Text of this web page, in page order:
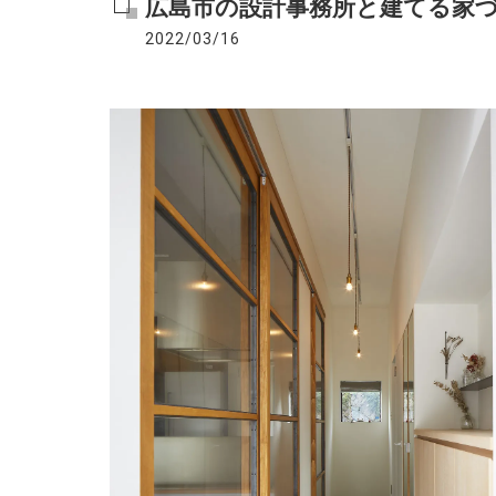
広島市の設計事務所と建てる家
2022/03/16